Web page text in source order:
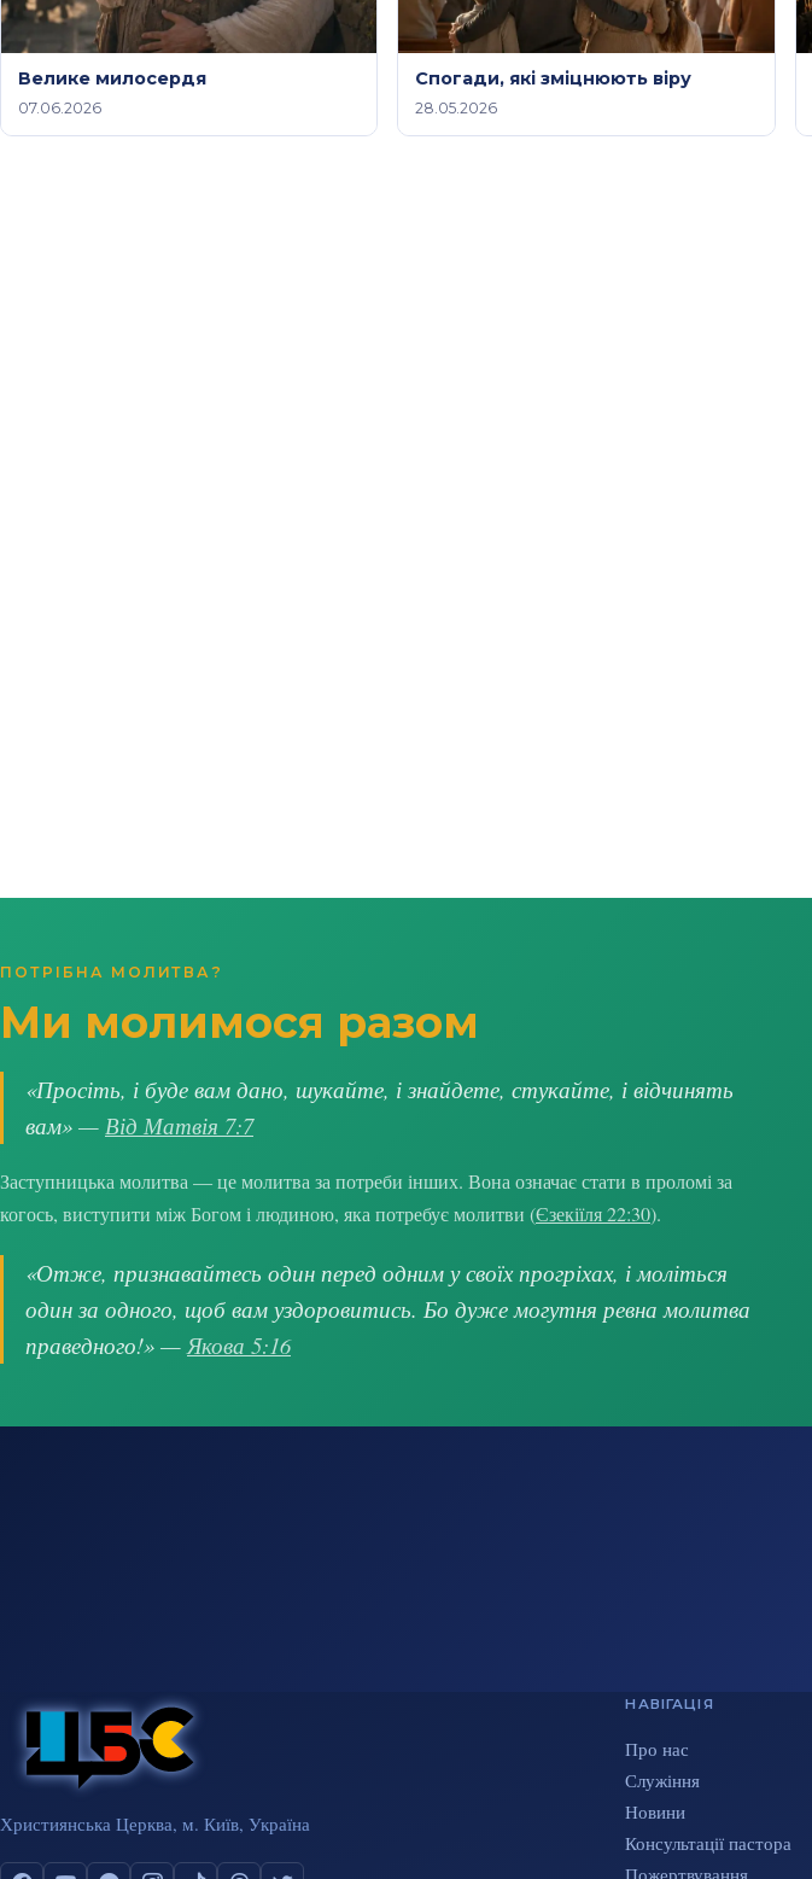
Велике милосердя
07.06.2026
Спогади, які зміцнюють віру
28.05.2026
ПОТРІБНА МОЛИТВА?
Ми молимося разом
«Просіть, і буде вам дано, шукайте, і знайдете, стукайте, і відчинять
вам» — Від Матвія 7:7
Заступницька молитва — це молитва за потреби інших. Вона означає стати в проломі за
когось, виступити між Богом і людиною, яка потребує молитви (Єзекіїля 22:30).
«Отже, признавайтесь один перед одним у своїх прогріхах, і моліться
один за одного, щоб вам уздоровитись. Бо дуже могутня ревна молитва
праведного!» —Якова 5:16
Християнська Церква, м. Київ, Україна
НАВІГАЦІЯ
Про нас
Служіння
Новини
Консультації пастора
Пожертвування